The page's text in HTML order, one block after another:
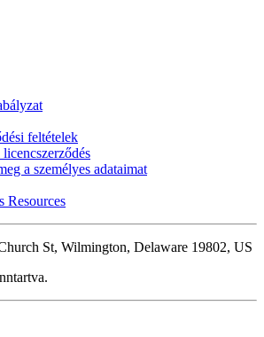
feltételek
a személyes adataimat
Resources
St, Wilmington, Delaware 19802, US